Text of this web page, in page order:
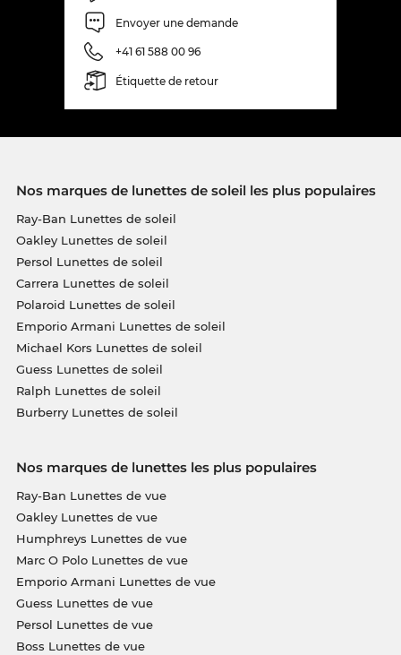
Envoyer une demande
+41 61 588 00 96
Étiquette de retour
Nos marques de lunettes de soleil les plus populaires
Ray-Ban Lunettes de soleil
Oakley Lunettes de soleil
Persol Lunettes de soleil
Carrera Lunettes de soleil
Polaroid Lunettes de soleil
Emporio Armani Lunettes de soleil
Michael Kors Lunettes de soleil
Guess Lunettes de soleil
Ralph Lunettes de soleil
Burberry Lunettes de soleil
Nos marques de lunettes les plus populaires
Ray-Ban Lunettes de vue
Oakley Lunettes de vue
Humphreys Lunettes de vue
Marc O Polo Lunettes de vue
Emporio Armani Lunettes de vue
Guess Lunettes de vue
Persol Lunettes de vue
Boss Lunettes de vue